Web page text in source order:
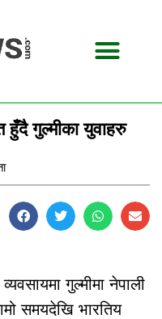
गुल्मीका युवाहरु
गुल्मीमा नेपाली
समयदेखि भारतिय